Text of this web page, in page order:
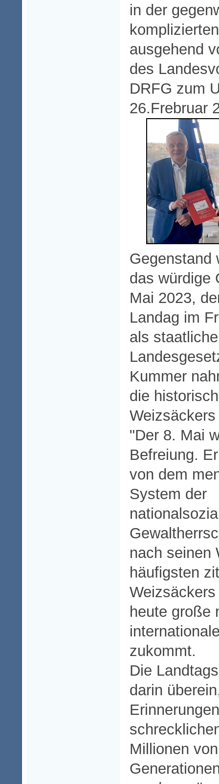
in der
ausgehend
des
DRFG zum
26.Frebruar
Gegenstand
das würdige
Mai 2023,
Landag im
als
Kummer
die
"Der 8. Mai
Befreiung.
von dem
System der
nach seinen
häufigsten
heute große
zukommt.
Die
darin
Millionen